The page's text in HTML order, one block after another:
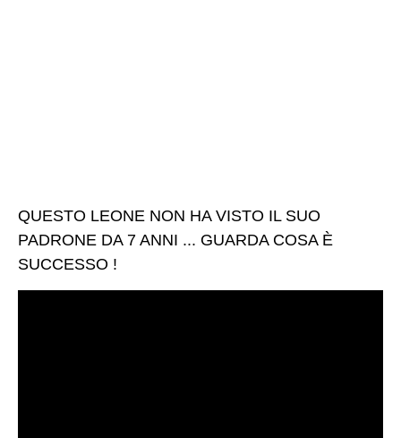
QUESTO LEONE NON HA VISTO IL SUO
PADRONE DA 7 ANNI ... GUARDA COSA È
SUCCESSO !